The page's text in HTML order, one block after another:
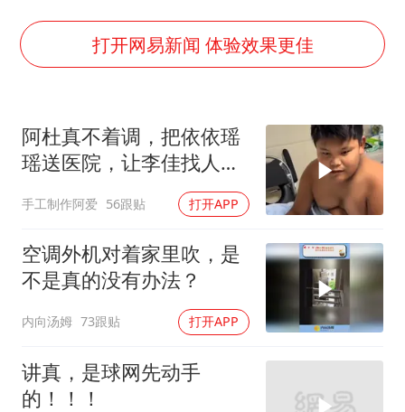
大疆错失宇树
5万小车卖不动 微型代步车集体遇冷
周星驰妈妈现身香港首映礼
上海地铁4条线路全线停运
湖北启动重大气象灾害三级应急响应
费大厨口号更改 不再宣传小炒肉大王
56岁刘奕君跟13岁女儿合跳
打开网易新闻 体验效果更佳
阿杜真不着调，把依依瑶
瑶送医院，让李佳找人看
手工制作阿爱 56跟贴 打开APP
空调外机对着家里吹，是
不是真的没有办法？
内向汤姆 73跟贴 打开APP
讲真，是球网先动手
的！！！